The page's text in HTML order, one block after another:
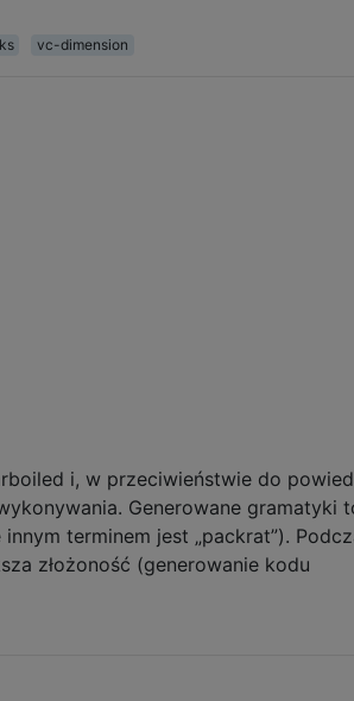
vc-dimension
i, w przeciwieństwie do
Generowane gramatyki
terminem jest „packrat”).
złożoność (generowanie kodu